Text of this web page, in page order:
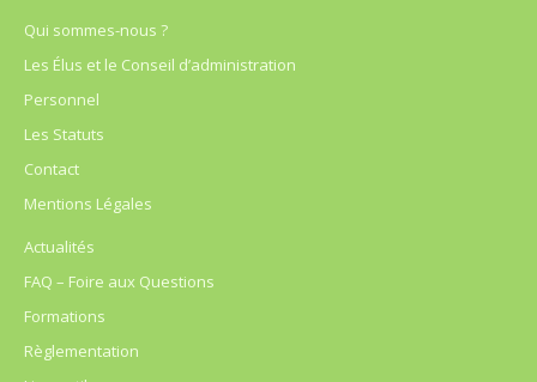
Qui sommes-nous ?
Les Élus et le Conseil d’administration
Personnel
Les Statuts
Contact
Mentions Légales
Actualités
FAQ – Foire aux Questions
Formations
Règlementation